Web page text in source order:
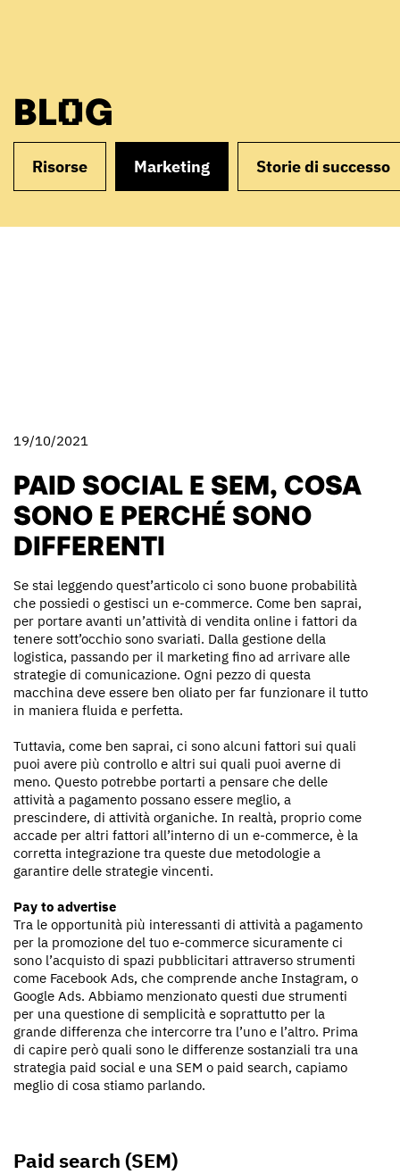
BLOG
Risorse Marketing Storie di successo
19/10/2021
PAID SOCIAL E SEM, COSA
SONO E PERCHÉ SONO
DIFFERENTI
Se stai leggendo quest’articolo ci sono buone probabilità
che possiedi o gestisci un e-commerce. Come ben saprai,
per portare avanti un’attività di vendita online i fattori da
tenere sott’occhio sono svariati. Dalla gestione della
logistica, passando per il marketing fino ad arrivare alle
strategie di comunicazione. Ogni pezzo di questa
macchina deve essere ben oliato per far funzionare il tutto
in maniera fluida e perfetta.
Tuttavia, come ben saprai, ci sono alcuni fattori sui quali
puoi avere più controllo e altri sui quali puoi averne di
meno. Questo potrebbe portarti a pensare che delle
attività a pagamento possano essere meglio, a
prescindere, di attività organiche. In realtà, proprio come
accade per altri fattori all’interno di un e-commerce, è la
corretta integrazione tra queste due metodologie a
garantire delle strategie vincenti.
Pay to advertise
Tra le opportunità più interessanti di attività a pagamento
per la promozione del tuo e-commerce sicuramente ci
sono l’acquisto di spazi pubblicitari attraverso strumenti
come Facebook Ads, che comprende anche Instagram, o
Google Ads. Abbiamo menzionato questi due strumenti
per una questione di semplicità e soprattutto per la
grande differenza che intercorre tra l’uno e l’altro. Prima
di capire però quali sono le differenze sostanziali tra una
strategia paid social e una SEM o paid search, capiamo
meglio di cosa stiamo parlando.
Paid search (SEM)